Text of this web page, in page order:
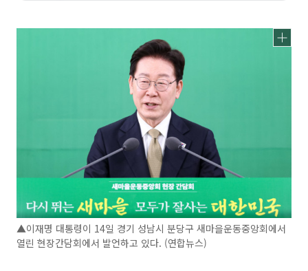
▲이재명 대통령이 14일 경기 성남시 분당구 새마을운동중앙회에서
열린 현장간담회에서 발언하고 있다. (연합뉴스)